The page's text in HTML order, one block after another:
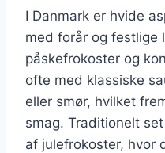
I Danmark er hvide
med forår og festlige
påskefrokoster og
ofte med klassiske
eller smør, hvilket
smag. Traditionelt
af julefrokoster, hvor